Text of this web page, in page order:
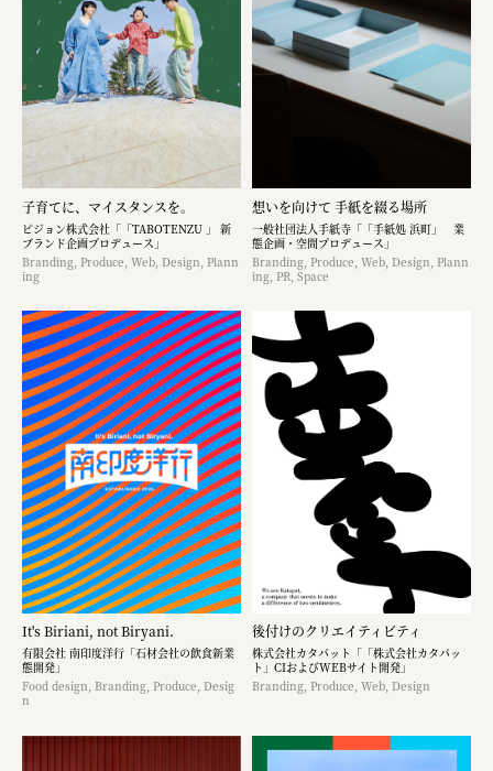
子育てに、マイスタンスを。
ピジョン株式会社「「TABOTENZU 」 新
ブランド企画プロデュース」
Branding, Produce, Web, Design, Plann
ing
想いを向けて 手紙を綴る場所
一般社団法人手紙寺「「手紙処 浜町」 業
態企画・空間プロデュース」
Branding, Produce, Web, Design, Plann
ing, PR, Space
It's Biriani, not Biryani.
有限会社 南印度洋行「石材会社の飲食新業
態開発」
Food design, Branding, Produce, Desig
n
後付けのクリエイティビティ
株式会社カタパット「「株式会社カタパッ
ト」CIおよびWEBサイト開発」
Branding, Produce, Web, Design